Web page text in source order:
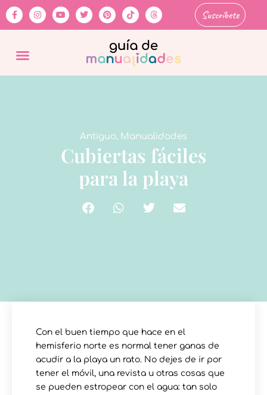
Suscríbete
Antiguo, Manualidades
Cubiertas fáciles
para la playa
Con el buen tiempo que hace en el
hemisferio norte es normal tener ganas de
acudir a la playa un rato. No dejes de ir por
tener el móvil, una revista u otras cosas que
se pueden estropear con el agua: tan solo